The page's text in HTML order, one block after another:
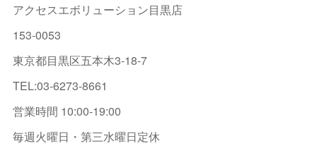
アクセスエボリューション目黒店
153-0053
東京都目黒区五本木3-18-7
TEL:03-6273-8661
営業時間 10:00-19:00
毎週火曜日・第三水曜日定休